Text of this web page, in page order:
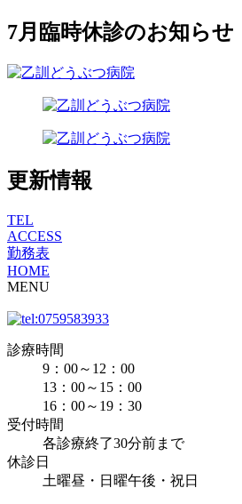
7月臨時休診のお知ら
更新情報
TEL
ACCESS
勤務表
HOME
MENU
診療時間
9：00～12：00
13：00～15：00
16：00～19：30
受付時間
各診療終了30分前まで
休診日
土曜昼・日曜午後・祝日